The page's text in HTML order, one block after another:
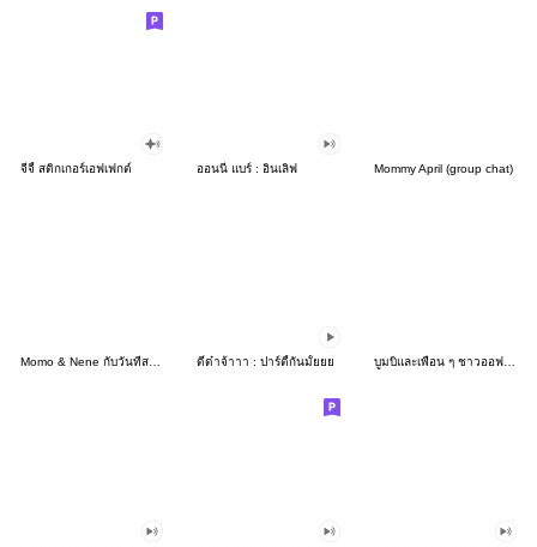
จีจี้ สติกเกอร์เอฟเฟกต์ ออนนี่ แบร์ : อินเลิฟ Mommy April (group chat)
Momo & Nene กับวันที่สดใส~ ดี๋ด๋าจ้าาา : ปาร์ตี้กันมั้ยยย บูมบิและเพื่อน ๆ ชาวออฟฟิศ